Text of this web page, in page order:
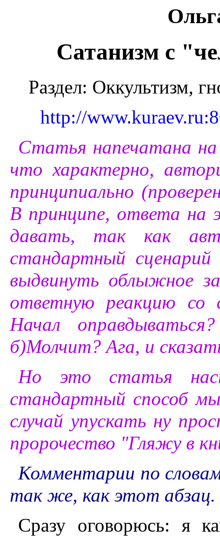
Сатанизм с
Раздел: Оккультизм,
http://
Статья напечатана
что характерно,
принципиально
В принципе, ответа
давать, так как
стандартный
выдвинуть облыжное
ответную реакцию со
Начал
б)Молчит? Ага, и
Но это статья
стандартный способ
случай упускать ну
пророчество "Гляжу в
Комментарии по
так же, как этот абзац.
Сразу оговорюсь: я